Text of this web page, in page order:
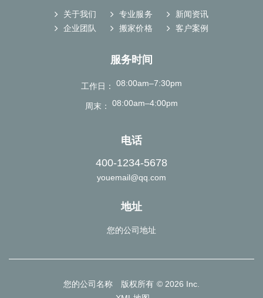
关于我们
企业团队
专业服务
搬家价格
新闻资讯
客户案例
服务时间
工作日 08:00am–7:30pm
周末 08:00am–4:00pm
电话
400-1234-5678
youemail@qq.com
地址
您的公司地址
您的公司名称 版权所有 © 2026 Inc.